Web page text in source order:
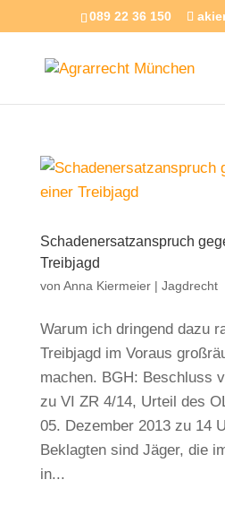
089 22 36 150
Schadenersatzanspruch
Treibjagd
von Anna Kiermeier| Jagdrecht
Warum ich dringend dazu
Treibjagd im Voraus
machen. BGH: Beschluss
zu VI ZR 4/14, Urteil des
05. Dezember 2013 zu 14
Beklagten sind Jäger, die
in...